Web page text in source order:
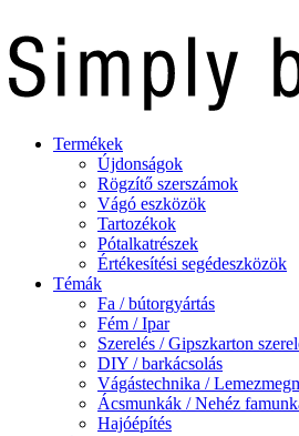
Termékek
Újdonságok
Rögzítő szerszámok
Vágó eszközök
Tartozékok
Pótalkatrészek
Értékesítési segédeszközök
Témák
Fa / bútorgyártás
Fém / Ipar
Szerelés / Gipszkarton
DIY / barkácsolás
Vágástechnika /
Ácsmunkák / Nehéz
Hajóépítés